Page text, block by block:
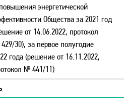
энергетической
Общества за 2021 год
от 14.06.2022, протокол
30), за первое полугодие
года (решение от 16.11.2022,
№ 441/11)